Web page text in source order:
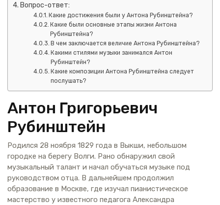
Вопрос-ответ:
Какие достижения были у Антона Рубинштейна?
Какие были основные этапы жизни Антона
Рубинштейна?
В чем заключается величие Антона Рубинштейна?
Какими стилями музыки занимался Антон
Рубинштейн?
Какие композиции Антона Рубинштейна следует
послушать?
Антон Григорьевич
Рубинштейн
Родился 28 ноября 1829 года в Выкши, небольшом
городке на берегу Волги. Рано обнаружил свой
музыкальный талант и начал обучаться музыке под
руководством отца. В дальнейшем продолжил
образование в Москве, где изучал пианистическое
мастерство у известного педагога Александра